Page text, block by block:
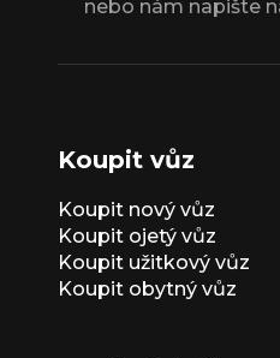
nebo nám napište
Koupit vůz
Koupit nový vůz
Koupit ojetý vůz
Koupit užitkový vůz
Koupit obytný vůz